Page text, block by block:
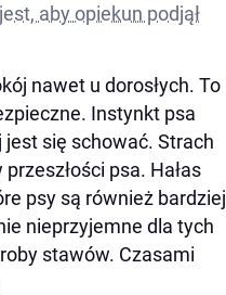
aby opiekun podjął
nawet u dorosłych. To
Instynkt psa
jest się schować. Strach
psa. Hałas
psy są również bardziej
nieprzyjemne dla tych
stawów. Czasami